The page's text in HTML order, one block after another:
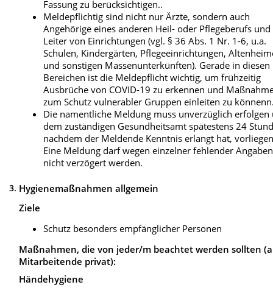
Fassung zu berücksichtigen..
Meldepflichtig sind nicht nur Ärzte, sondern auch
Angehörige eines anderen Heil- oder Pflegeberufs und
Leiter von Einrichtungen (vgl. § 36 Abs. 1 Nr. 1-6, u.a.
Schulen, Kindergärten, Pflegeeinrichtungen,
und sonstigen Massenunterkünften). Gerade in diesen
Bereichen ist die Meldepflicht wichtig, um frühzeitig
Ausbrüche von COVID-19 zu erkennen und
zum Schutz vulnerabler Gruppen einleiten zu
Die namentliche Meldung muss unverzüglich erfolgen
dem zuständigen Gesundheitsamt spätestens 24
nachdem der Meldende Kenntnis erlangt hat,
Eine Meldung darf wegen einzelner fehlender Angaben
nicht verzögert werden.
3. Hygienemaßnahmen allgemein
Ziele
Schutz besonders empfänglicher Personen
Maßnahmen, die von jeder/m beachtet werden sollten
Mitarbeitende privat):
Händehygiene